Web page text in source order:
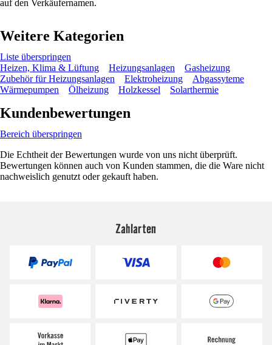
auf den Verkäufernamen.
Weitere Kategorien
Liste überspringen
Heizen, Klima & Lüftung
Heizungsanlagen
Gasheizung
Zubehör für Heizungsanlagen
Elektroheizung
Abgassyteme
Wärmepumpen
Ölheizung Holzkessel Solarthermie
Kundenbewertungen
Bereich überspringen
Die Echtheit der Bewertungen wurde von uns nicht überprüft.
Bewertungen können auch von Kunden stammen, die die Ware nicht
nachweislich genutzt oder gekauft haben.
Zahlarten